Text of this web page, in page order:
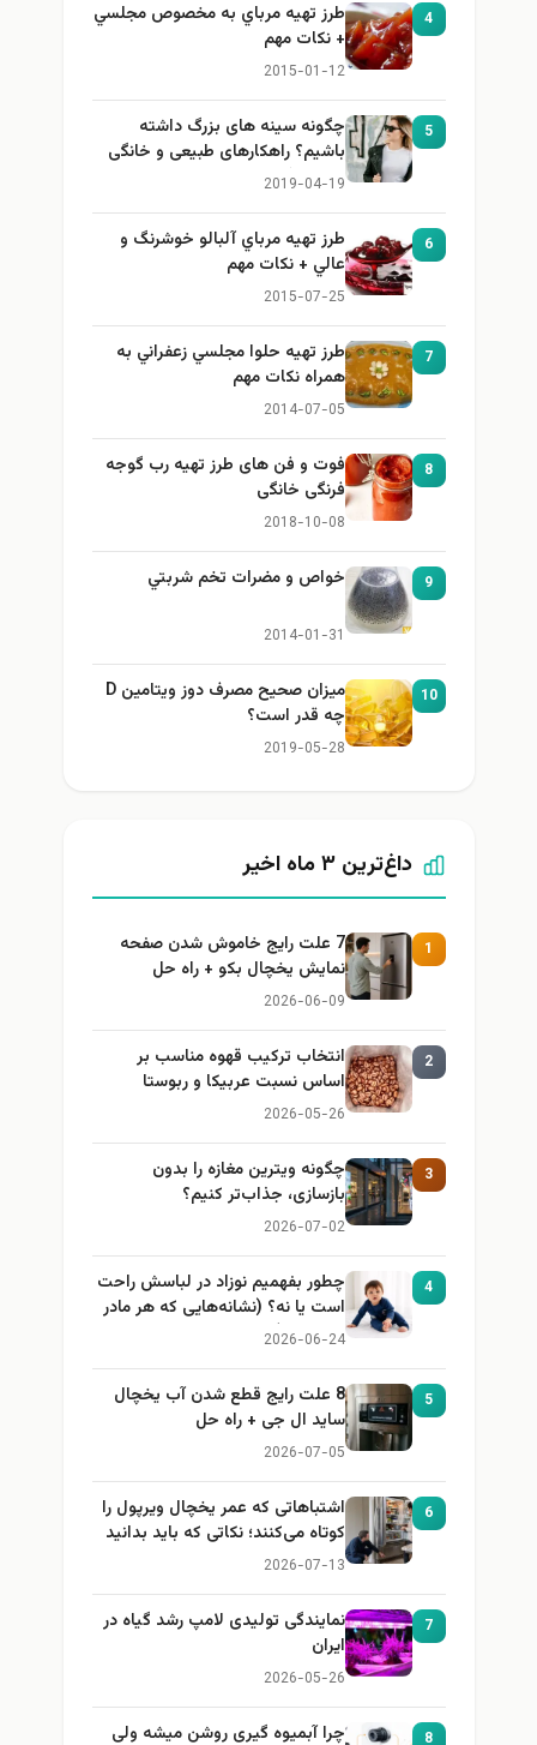
4
طرز تهيه مرباي به مخصوص مجلسي
+ نكات مهم
2015-01-12
5
چگونه سینه های بزرگ داشته
باشیم؟ راهکارهای طبیعی و خانگی
برای بزرگ کردن سینه
2019-04-19
6
طرز تهيه مرباي آلبالو خوشرنگ و
عالي + نكات مهم
2015-07-25
7
طرز تهيه حلوا مجلسي زعفراني به
همراه نكات مهم
2014-07-05
8
فوت و فن های طرز تهیه رب گوجه
فرنگی خانگی
2018-10-08
9 خواص و مضرات تخم شربتي
2014-01-31
10
میزان صحیح مصرف دوز ویتامین D
چه قدر است؟
2019-05-28
داغ‌ترین ۳ ماه اخیر
1
7 علت رایج خاموش شدن صفحه
نمایش یخچال بکو + راه حل
2026-06-09
2
انتخاب ترکیب قهوه مناسب بر
اساس نسبت عربیکا و ربوستا
2026-05-26
3
چگونه ویترین مغازه را بدون
بازسازی، جذاب‌تر کنیم؟
2026-07-02
4
چطور بفهمیم نوزاد در لباسش راحت
است یا نه؟ (نشانه‌هایی که هر مادر
باید بداند)
2026-06-24
5
8 علت رایج قطع شدن آب یخچال
ساید ال جی + راه حل
2026-07-05
6
اشتباهاتی که عمر یخچال ویرپول را
کوتاه می‌کنند؛ نکاتی که باید بدانید
2026-07-13
7
نمایندگی تولیدی لامپ رشد گیاه در
ایران
2026-05-26
8 چرا آبمیوه گیری روشن میشه ولی